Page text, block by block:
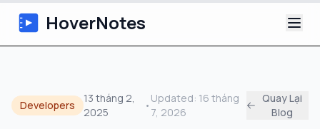
HoverNotes
Extension
Developers
13 tháng 2,
2025
•
Updated: 16 tháng
7, 2026
Quay Lại
Blog